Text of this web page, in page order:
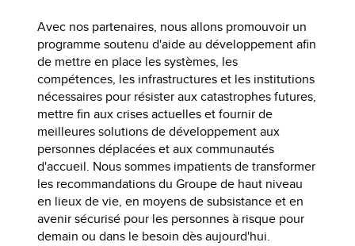
Avec nos partenaires, nous allons promouvoir un
programme soutenu d'aide au développement afin
de mettre en place les systèmes, les
compétences, les infrastructures et les institutions
nécessaires pour résister aux catastrophes futures,
mettre fin aux crises actuelles et fournir de
meilleures solutions de développement aux
personnes déplacées et aux communautés
d'accueil. Nous sommes impatients de transformer
les recommandations du Groupe de haut niveau
en lieux de vie, en moyens de subsistance et en
avenir sécurisé pour les personnes à risque pour
demain ou dans le besoin dès aujourd'hui.